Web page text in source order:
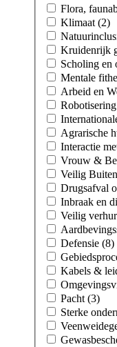
Klimaat (2)
Defensie (8)
Pacht (3)